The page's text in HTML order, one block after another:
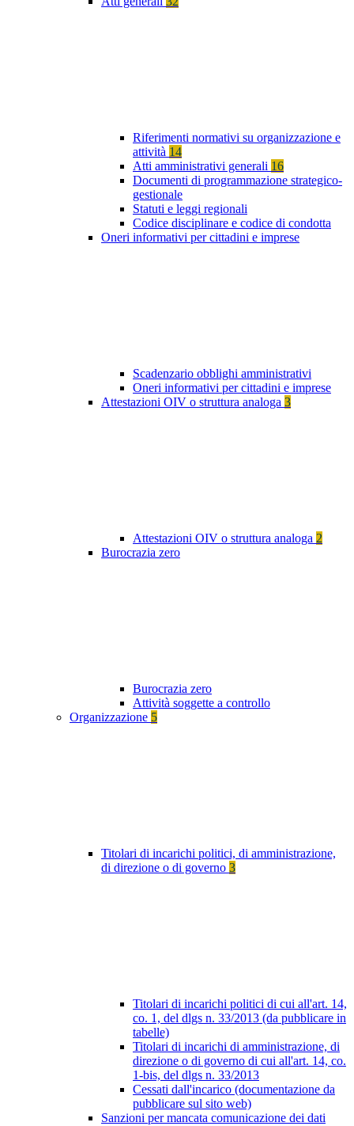
Riferimenti normativi su organizzazione e
attività 14
Atti amministrativi generali 16
Documenti di programmazione strategico-
gestionale
Statuti e leggi regionali
Codice disciplinare e codice di condotta
Oneri informativi per cittadini e imprese
Scadenzario obblighi amministrativi
Oneri informativi per cittadini e imprese
Attestazioni OIV o struttura analoga 3
Attestazioni OIV o struttura analoga 2
Burocrazia zero
Burocrazia zero
Attività soggette a controllo
Organizzazione 5
Titolari di incarichi politici, di amministrazione,
di direzione o di governo 3
Titolari di incarichi politici di cui all'art. 14,
co. 1, del dlgs n. 33/2013 (da pubblicare in
tabelle)
Titolari di incarichi di amministrazione, di
direzione o di governo di cui all'art. 14, co.
1-bis, del dlgs n. 33/2013
Cessati dall'incarico (documentazione da
pubblicare sul sito web)
Sanzioni per mancata comunicazione dei dati